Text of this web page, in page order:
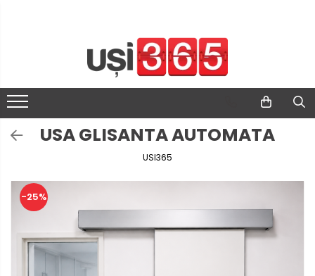
USA GLISANTA AUTOMATA
USI365
-25%